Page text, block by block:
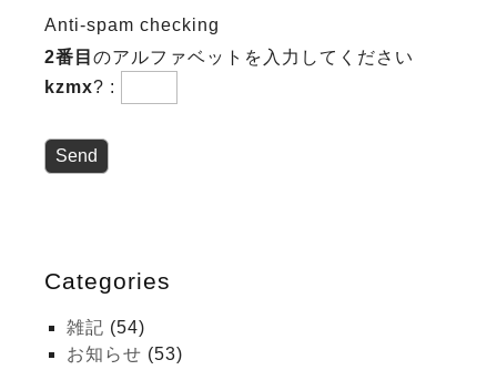
Anti-spam checking
2番目 のアルファベットを入力してください
kzmx? :
Categories
雑記 (54)
お知らせ (53)